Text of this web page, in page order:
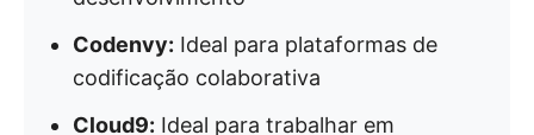
Codenvy: Ideal para plataformas de
codificação colaborativa
Cloud9: Ideal para trabalhar em